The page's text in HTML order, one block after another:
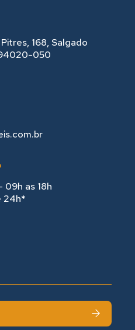
168, Salgado
050
as 18hㅤㅤ
24h*